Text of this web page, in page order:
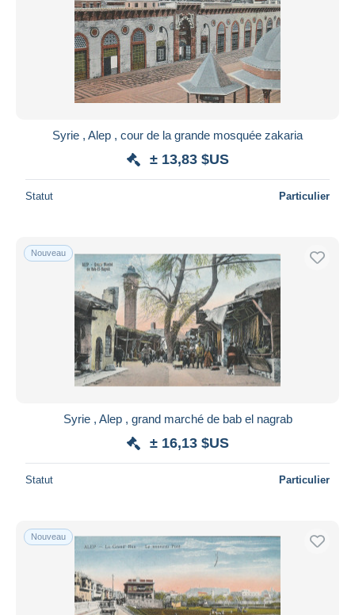
Syrie , Alep , cour de la grande mosquée zakaria
± 13,83 $US
Statut Particulier
Nouveau
Syrie , Alep , grand marché de bab el nagrab
± 16,13 $US
Statut Particulier
Nouveau